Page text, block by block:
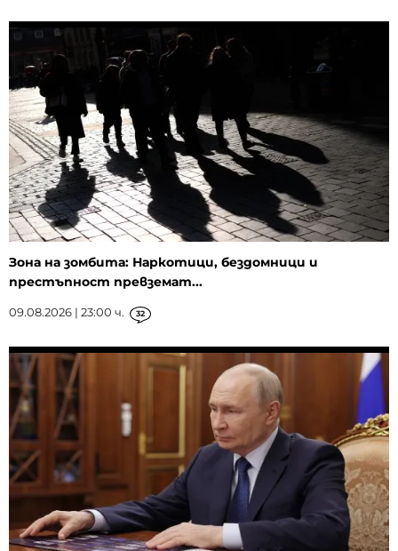
Зона на зомбита: Наркотици, бездомници и
престъпност превземат...
09.08.2026 | 23:00 ч. 32